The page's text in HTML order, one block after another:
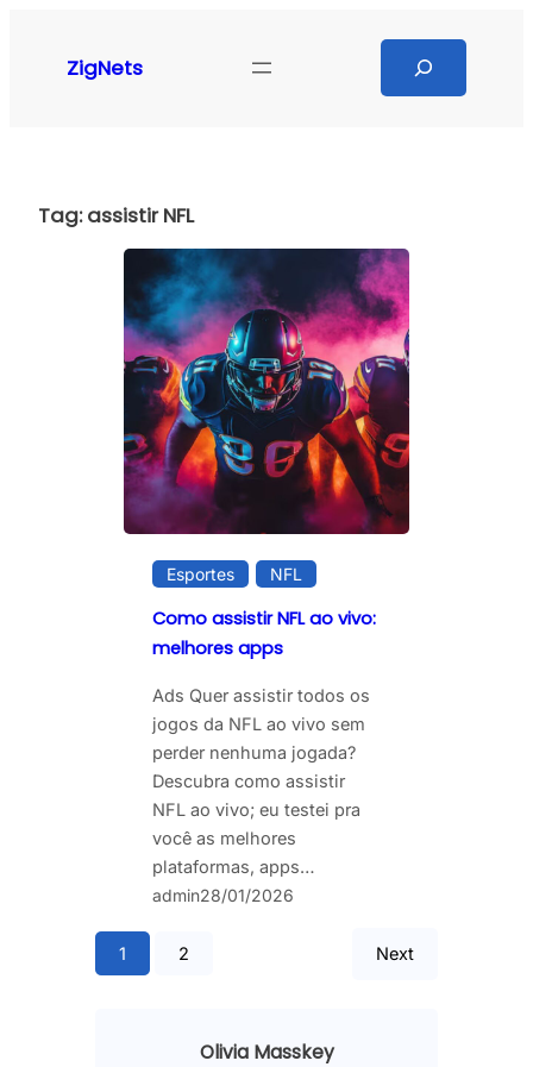
ZigNets
Tag:assistir NFL
Esportes NFL
Como assistir NFL ao vivo:
melhores apps
Ads Quer assistir todos os
jogos da NFL ao vivo sem
perder nenhuma jogada?
Descubra como assistir
NFL ao vivo; eu testei pra
você as melhores
plataformas, apps…
admin28/01/2026
1 2 Next
Olivia Masskey